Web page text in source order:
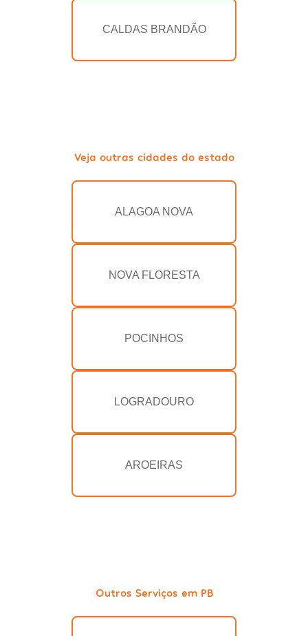
CALDAS BRANDÃO
Veja outras cidades do estado
ALAGOA NOVA
NOVA FLORESTA
POCINHOS
LOGRADOURO
AROEIRAS
Outros Serviços em PB